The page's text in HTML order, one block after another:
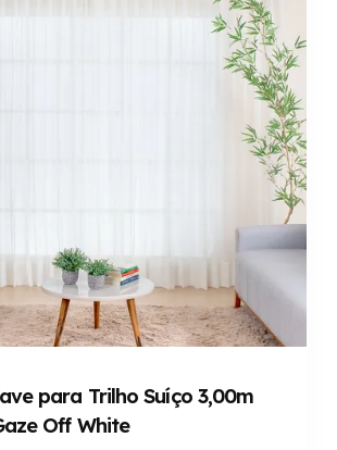
para Trilho Suíço 3,00m
Off White